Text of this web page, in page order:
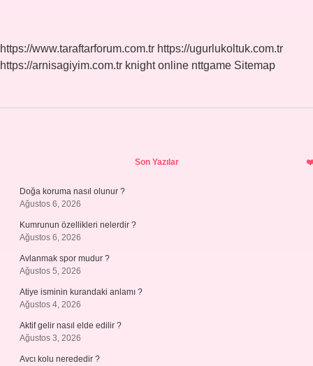
https://www.taraftarforum.com.tr https://ugurlukoltuk.com.tr
https://arnisagiyim.com.tr knight online nttgame Sitemap
Son Yazılar
Doğa koruma nasıl olunur ?
Ağustos 6, 2026
Kumrunun özellikleri nelerdir ?
Ağustos 6, 2026
Avlanmak spor mudur ?
Ağustos 5, 2026
Atiye isminin kurandaki anlamı ?
Ağustos 4, 2026
Aktif gelir nasıl elde edilir ?
Ağustos 3, 2026
Avcı kolu nerededir ?